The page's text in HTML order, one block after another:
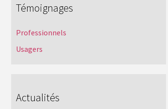
Témoignages
Professionnels
Usagers
Actualités